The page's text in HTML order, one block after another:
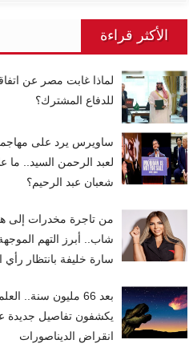
الأكثر قراءة
لماذا غابت مصر عن
للدفاع المشترك؟
ساويرس يرد على
لعبد الرحمن السيد.. ما
شعبان عبد الرحيم؟
من تاجرة مخدرات
شاب.. أبرز التهم
سارة خليفة بانتظار رأي
بعد 66 مليون سنة..
يكشفون تفاصيل جديدة
انقراض الديناصورات